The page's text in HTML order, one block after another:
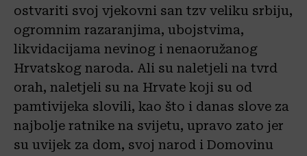
ostvariti svoj vjekovni san tzv veliku srbiju,
ogromnim razaranjima, ubojstvima,
likvidacijama nevinog i nenaoružanog
Hrvatskog naroda. Ali su naletjeli na tvrd
orah, naletjeli su na Hrvate koji su od
pamtivijeka slovili, kao što i danas slove za
najbolje ratnike na svijetu, upravo zato jer
su uvijek za dom, svoj narod i Domovinu